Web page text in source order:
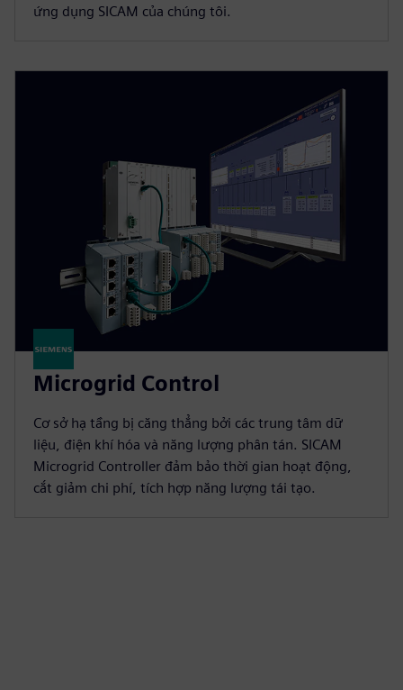
ứng dụng SICAM của chúng tôi.
Microgrid Control
Cơ sở hạ tầng bị căng thẳng bởi các trung tâm dữ
liệu, điện khí hóa và năng lượng phân tán. SICAM
Microgrid Controller đảm bảo thời gian hoạt động,
cắt giảm chi phí, tích hợp năng lượng tái tạo.